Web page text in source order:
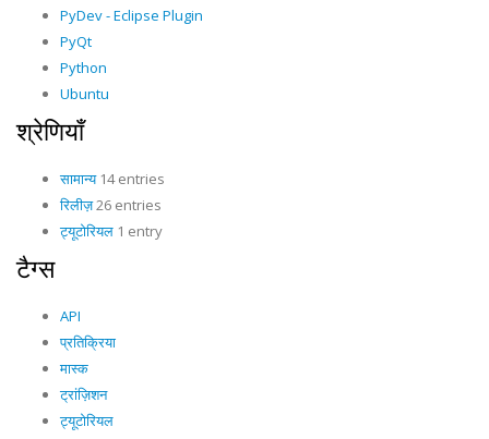
PyDev - Eclipse Plugin
PyQt
Python
Ubuntu
श्रेणियाँ
सामान्य14 entries
रिलीज़26 entries
ट्यूटोरियल 1 entry
टैग्स
API
प्रतिक्रिया
मास्क
ट्रांज़िशन
ट्यूटोरियल